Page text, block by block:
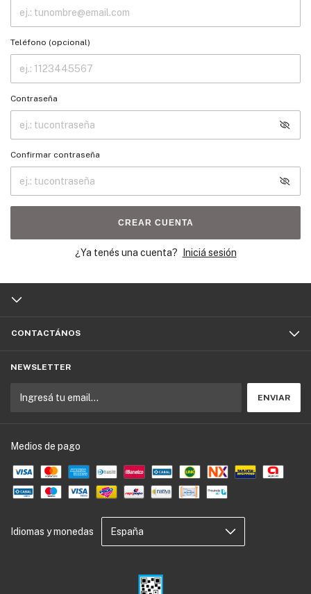
Teléfono (opcional)
Contraseña
Confirmar contraseña
CREAR CUENTA
¿Ya tenés una cuenta? Iniciá sesión
CONTACTÁNOS
NEWSLETTER
Medios de pago
Idiomas y monedas